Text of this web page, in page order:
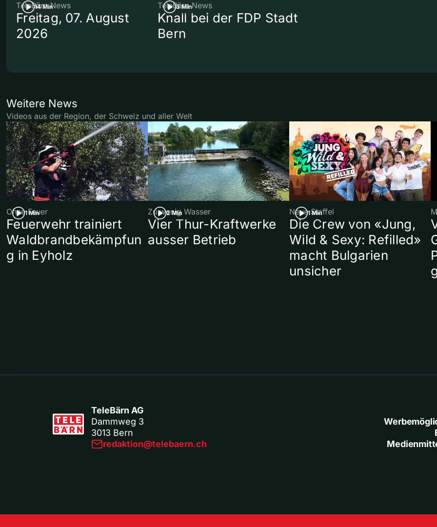
14 Min
TeleBärn News
Freitag, 07. August
2026
3 Min
TeleBärn News
Knall bei der FDP Stadt
Bern
Weitere News
Videos aus der Region, der Schweiz und aller Welt
1 Min
Ohne Feuer
Feuerwehr trainiert
Waldbrandbekämpfun
g in Eyholz
2 Min
Zu wenig Wasser
Vier Thur-Kraftwerke
ausser Betrieb
1 Min
Neue Staffel
Die Crew von «Jung,
Wild & Sexy: Refilled»
macht Bulgarien
unsicher
TeleBärn AG
Dammweg 3
3013 Bern
redaktion@telebaern.ch